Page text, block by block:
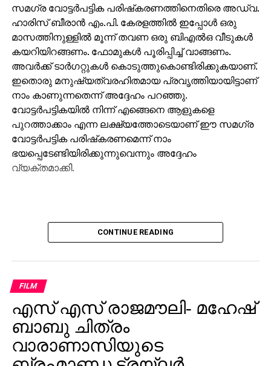
സമഗ്ര വോട്ടര്‍പട്ടിക പരിഷ്‌കരണത്തിനെതിരെ അഡ്വ.
ഹാരിസ് ബീരാന്‍ എം.പി. കേരളത്തില്‍ ഇപ്പോള്‍ ഒരു
മാസത്തിനുള്ളില്‍ മൂന്ന് തവണ ഒരു ബിഎല്‍ഒ വീടുകള്‍
കയറിയിറങ്ങണം. ഫോമുകള്‍ പൂരിപ്പിച്ച് വാങ്ങണം.
അവര്‍ക്ക് ടാര്‍ഗറ്റുകള്‍ കൊടുത്തുകൊണ്ടിരിക്കുകയാണ്.
ഇതൊരു മനുഷ്യത്വരഹിതമായ പ്രവൃത്തിയായിട്ടാണ്
നാം കാണുന്നതെന്ന് അദ്ദേഹം പറഞ്ഞു.
വോട്ടര്‍പട്ടികയില്‍ നിന്ന് എങ്ങെനെ ആളുകളെ
പുറത്താക്കാം എന്ന ലക്ഷ്യത്തോടെയാണ് ഈ സമഗ്ര
വോട്ടര്‍പട്ടിക പരിഷ്‌കരണമെന്ന് നാം
ഭയപ്പെടേണ്ടിയിരിക്കുന്നുവെന്നും അദ്ദേഹം
വ്യക്തമാക്കി.
CONTINUE READING
FILM
എസ് എസ് രാജമൗലി- മഹേഷ്
ബാബു ചിത്രം
വാരാണാസിയുടെ